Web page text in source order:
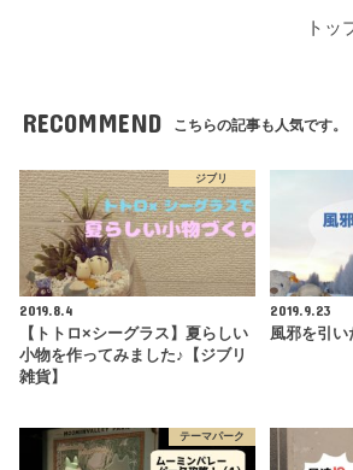
トッ
RECOMMEND こちらの記事も人気です。
ジブリ
2019.8.4
【トトロ×シーグラス】夏らしい
小物を作ってみました♪【ジブリ
雑貨】
2019.9.23
風邪を引い
テーマパーク